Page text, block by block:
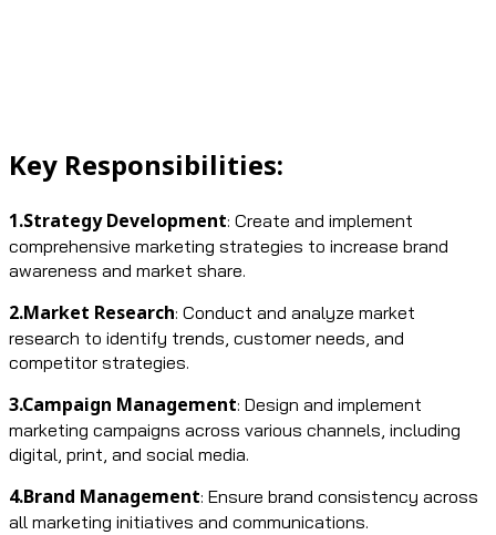
Key Responsibilities:
1.Strategy Development: Create and implement
comprehensive marketing strategies to increase brand
awareness and market share.
2.Market Research: Conduct and analyze market
research to identify trends, customer needs, and
competitor strategies.
3.Campaign Management: Design and implement
marketing campaigns across various channels, including
digital, print, and social media.
4.Brand Management: Ensure brand consistency across
all marketing initiatives and communications.